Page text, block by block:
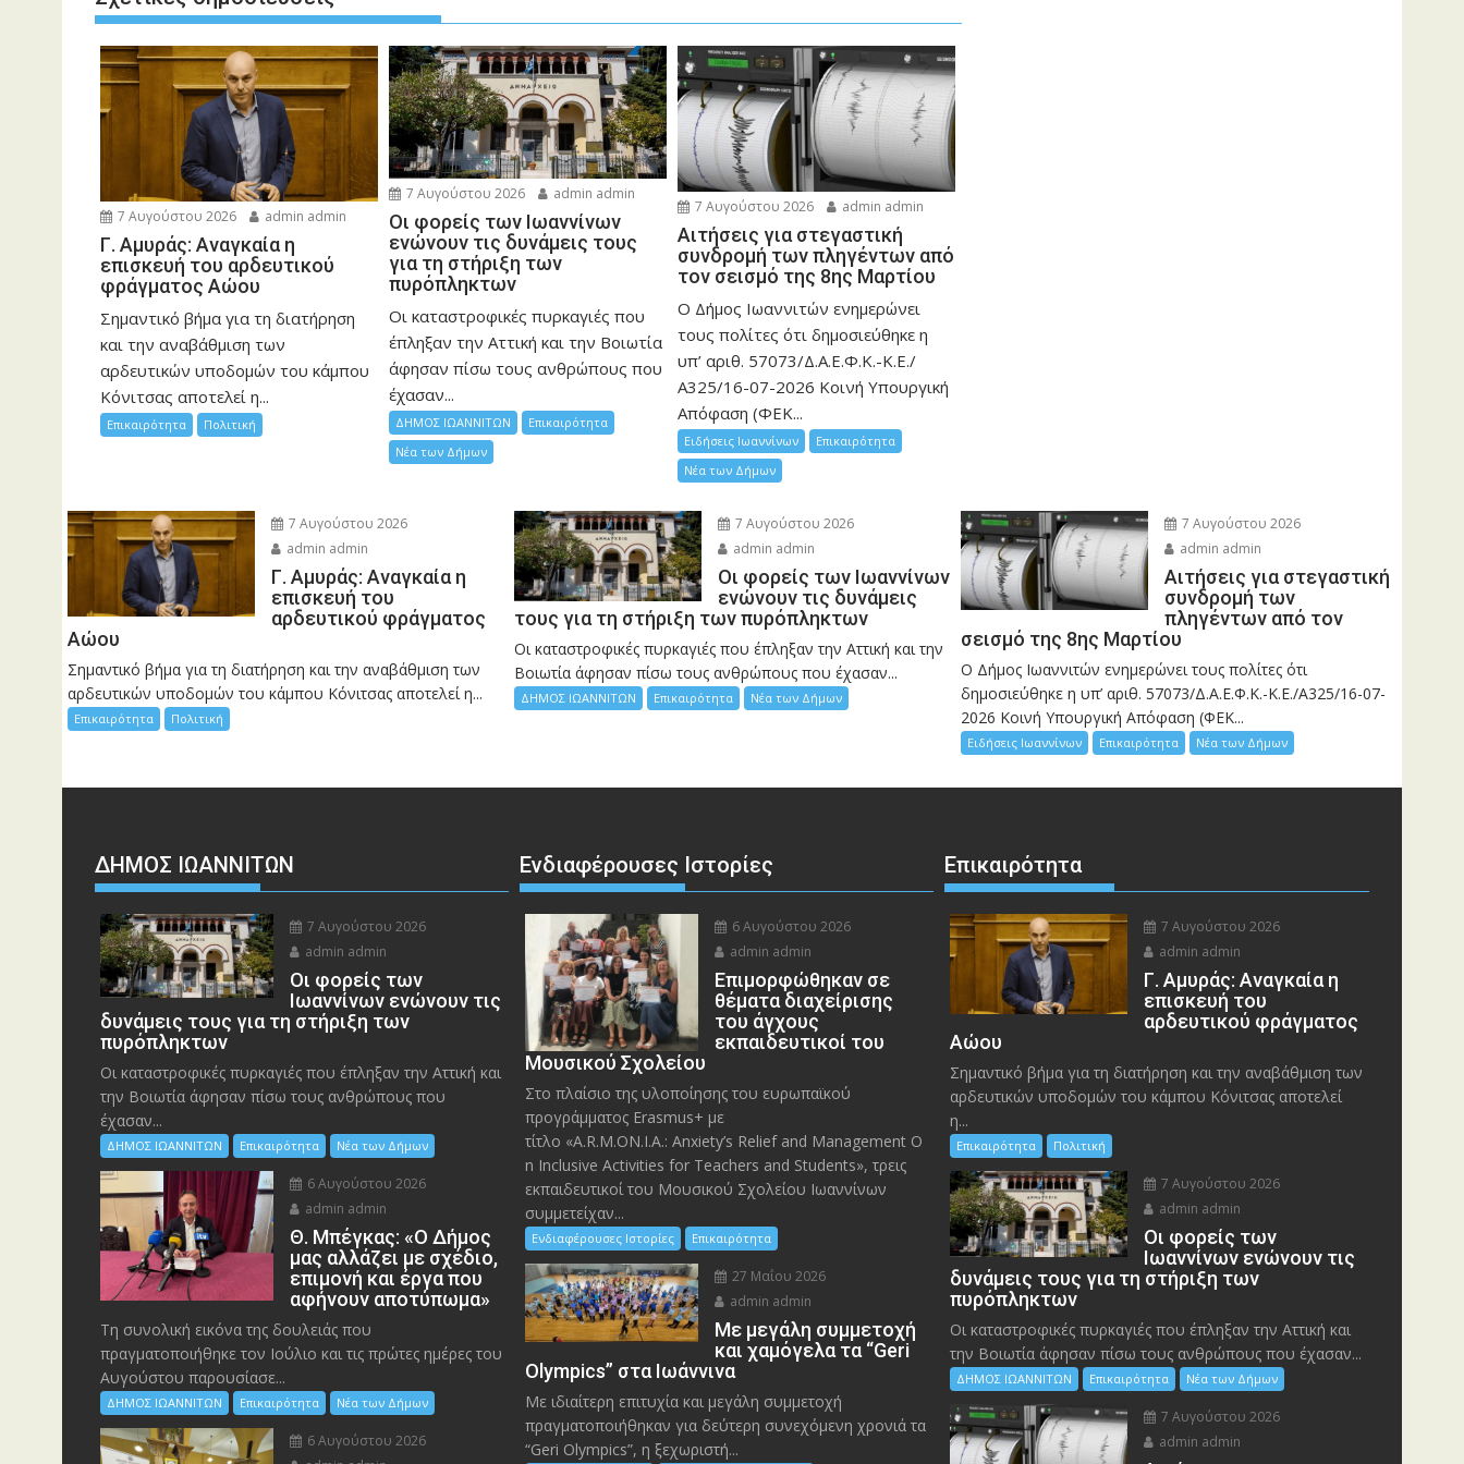
7 Αυγούστου 2026 admin admin
Γ. Αμυράς: Αναγκαία η
επισκευή του αρδευτικού
φράγματος Αώου
Σημαντικό βήμα για τη διατήρηση
και την αναβάθμιση των
αρδευτικών υποδομών του κάμπου
Κόνιτσας αποτελεί η...
Επικαιρότητα Πολιτική
7 Αυγούστου 2026 admin admin
Οι φορείς των Ιωαννίνων
ενώνουν τις δυνάμεις τους
για τη στήριξη των
πυρόπληκτων
Οι καταστροφικές πυρκαγιές που
έπληξαν την Αττική και την Bοιωτία
άφησαν πίσω τους ανθρώπους που
έχασαν...
ΔΗΜΟΣ ΙΩΑΝΝΙΤΩΝ
Επικαιρότητα
Νέα των Δήμων
7 Αυγούστου 2026 admin admin
Αιτήσεις για στεγαστική
συνδρομή των πληγέντων από
τον σεισμό της 8ης Μαρτίου
Ο Δήμος Ιωαννιτών ενημερώνει
τους πολίτες ότι δημοσιεύθηκε η
υπ’ αριθ. 57073/Δ.Α.Ε.Φ.Κ.-Κ.Ε./
Α325/16-07-2026 Κοινή Υπουργική
Απόφαση (ΦΕΚ...
Ειδήσεις Ιωαννίνων
Επικαιρότητα
Νέα των Δήμων
7 Αυγούστου 2026
admin admin
Γ. Αμυράς: Αναγκαία η
επισκευή του
αρδευτικού φράγματος
Αώου
Σημαντικό βήμα για τη διατήρηση και την αναβάθμιση των
αρδευτικών υποδομών του κάμπου Κόνιτσας αποτελεί η...
Επικαιρότητα Πολιτική
7 Αυγούστου 2026
admin admin
Οι φορείς των Ιωαννίνων
ενώνουν τις δυνάμεις
τους για τη στήριξη των πυρόπληκτων
Οι καταστροφικές πυρκαγιές που έπληξαν την Αττική και την
Bοιωτία άφησαν πίσω τους ανθρώπους που έχασαν...
ΔΗΜΟΣ ΙΩΑΝΝΙΤΩΝ Επικαιρότητα Νέα των Δήμων
7 Αυγούστου 2026
admin admin
Αιτήσεις για στεγαστική
συνδρομή των
πληγέντων από τον
σεισμό της 8ης Μαρτίου
Ο Δήμος Ιωαννιτών ενημερώνει τους πολίτες ότι
δημοσιεύθηκε η υπ’ αριθ. 57073/Δ.Α.Ε.Φ.Κ.-Κ.Ε./Α325/16-07-
2026 Κοινή Υπουργική Απόφαση (ΦΕΚ...
Ειδήσεις Ιωαννίνων Επικαιρότητα Νέα των Δήμων
ΔΗΜΟΣ ΙΩΑΝΝΙΤΩΝ
7 Αυγούστου 2026
admin admin
Οι φορείς των
Ιωαννίνων ενώνουν τις
δυνάμεις τους για τη στήριξη των
πυρόπληκτων
Οι καταστροφικές πυρκαγιές που έπληξαν την Αττική και
την Bοιωτία άφησαν πίσω τους ανθρώπους που
έχασαν...
ΔΗΜΟΣ ΙΩΑΝΝΙΤΩΝ Επικαιρότητα Νέα των Δήμων
6 Αυγούστου 2026
admin admin
Θ. Μπέγκας: «Ο Δήμος
μας αλλάζει με σχέδιο,
επιμονή και έργα που
αφήνουν αποτύπωμα»
Τη συνολική εικόνα της δουλειάς που
πραγματοποιήθηκε τον Ιούλιο και τις πρώτες ημέρες του
Αυγούστου παρουσίασε...
ΔΗΜΟΣ ΙΩΑΝΝΙΤΩΝ Επικαιρότητα Νέα των Δήμων
6 Αυγούστου 2026
Ενδιαφέρουσες Ιστορίες
6 Αυγούστου 2026
admin admin
Eπιμορφώθηκαν σε
θέματα διαχείρισης
του άγχους
εκπαιδευτικοί του
Μουσικού Σχολείου
Στο πλαίσιο της υλοποίησης του ευρωπαϊκού
προγράμματος Erasmus+ με
τίτλο «A.R.M.ON.I.A.: Anxiety’s Relief and Management O
n Inclusive Activities for Teachers and Students», τρεις
εκπαιδευτικοί του Μουσικού Σχολείου Ιωαννίνων
συμμετείχαν...
Ενδιαφέρουσες Ιστορίες Επικαιρότητα
27 Μαΐου 2026
admin admin
Με μεγάλη συμμετοχή
και χαμόγελα τα “Geri
Olympics” στα Ιωάννινα
Με ιδιαίτερη επιτυχία και μεγάλη συμμετοχή
πραγματοποιήθηκαν για δεύτερη συνεχόμενη χρονιά τα
“Geri Olympics”, η ξεχωριστή...
Επικαιρότητα
7 Αυγούστου 2026
admin admin
Γ. Αμυράς: Αναγκαία η
επισκευή του
αρδευτικού φράγματος
Αώου
Σημαντικό βήμα για τη διατήρηση και την αναβάθμιση των
αρδευτικών υποδομών του κάμπου Κόνιτσας αποτελεί
η...
Επικαιρότητα Πολιτική
7 Αυγούστου 2026
admin admin
Οι φορείς των
Ιωαννίνων ενώνουν τις
δυνάμεις τους για τη στήριξη των
πυρόπληκτων
Οι καταστροφικές πυρκαγιές που έπληξαν την Αττική και
την Bοιωτία άφησαν πίσω τους ανθρώπους που έχασαν...
ΔΗΜΟΣ ΙΩΑΝΝΙΤΩΝ Επικαιρότητα Νέα των Δήμων
7 Αυγούστου 2026
admin admin